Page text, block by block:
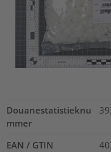
Douanestatistieknu
mmer
EAN / GTIN